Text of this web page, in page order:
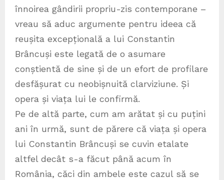
înnoirea gândirii propriu-zis contemporane –
vreau să aduc argumente pentru ideea că
reușita excepțională a lui Constantin
Brâncuși este legată de o asumare
conștientă de sine și de un efort de profilare
desfășurat cu neobișnuită clarviziune. Și
opera și viața lui le confirmă.
Pe de altă parte, cum am arătat și cu puțini
ani în urmă, sunt de părere că viața și opera
lui Constantin Brâncuși se cuvin etalate
altfel decât s-a făcut până acum în
România, căci din ambele este cazul să se